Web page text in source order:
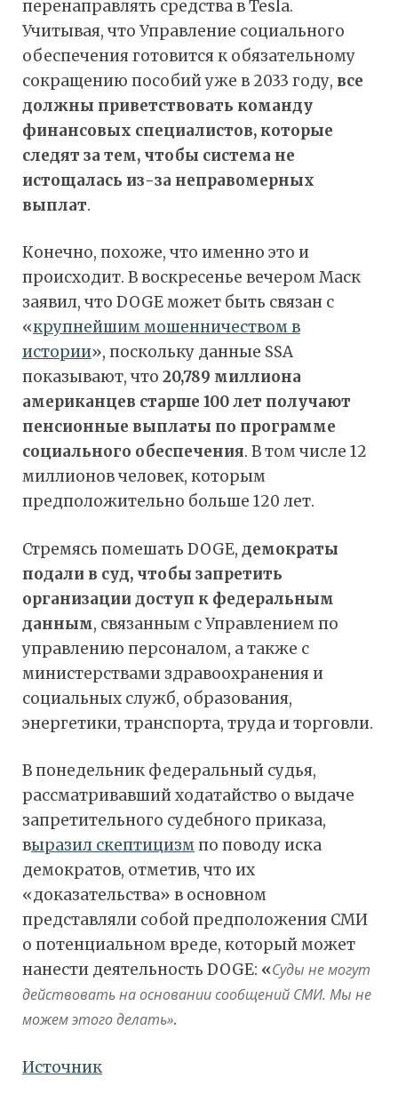
перенаправлять средства в Tesla.
Учитывая, что Управление социального
обеспечения готовится к обязательному
сокращению пособий уже в 2033 году, все
должны приветствовать команду
финансовых специалистов, которые
следят за тем, чтобы система не
истощалась из-за неправомерных
выплат.
Конечно, похоже, что именно это и
происходит. В воскресенье вечером Маск
заявил, что DOGE может быть связан с
«крупнейшим мошенничеством в
истории», поскольку данные SSA
показывают, что 20,789 миллиона
американцев старше 100 лет получают
пенсионные выплаты по программе
социального обеспечения. В том числе 12
миллионов человек, которым
предположительно больше 120 лет.
Стремясь помешать DOGE, демократы
подали в суд, чтобы запретить
организации доступ к федеральным
данным, связанным с Управлением по
управлению персоналом, а также с
министерствами здравоохранения и
социальных служб, образования,
энергетики, транспорта, труда и торговли.
В понедельник федеральный судья,
рассматривавший ходатайство о выдаче
запретительного судебного приказа,
выразил скептицизмпо поводу иска
демократов, отметив, что их
«доказательства» в основном
представляли собой предположения СМИ
о потенциальном вреде, который может
нанести деятельность DOGE: «Суды не могут
действовать на основании сообщений СМИ. Мы не
можем этого делать».
Источник